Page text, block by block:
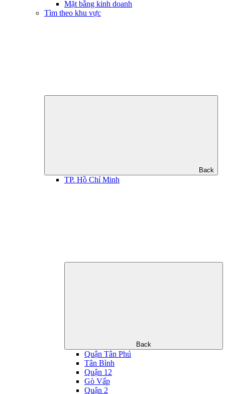
Mặt bằng kinh doanh
Tìm theo khu vực
Back
TP. Hồ Chí Minh
Back
Quận Tân Phú
Tân Bình
Quận 12
Gò Vấp
Quận 2